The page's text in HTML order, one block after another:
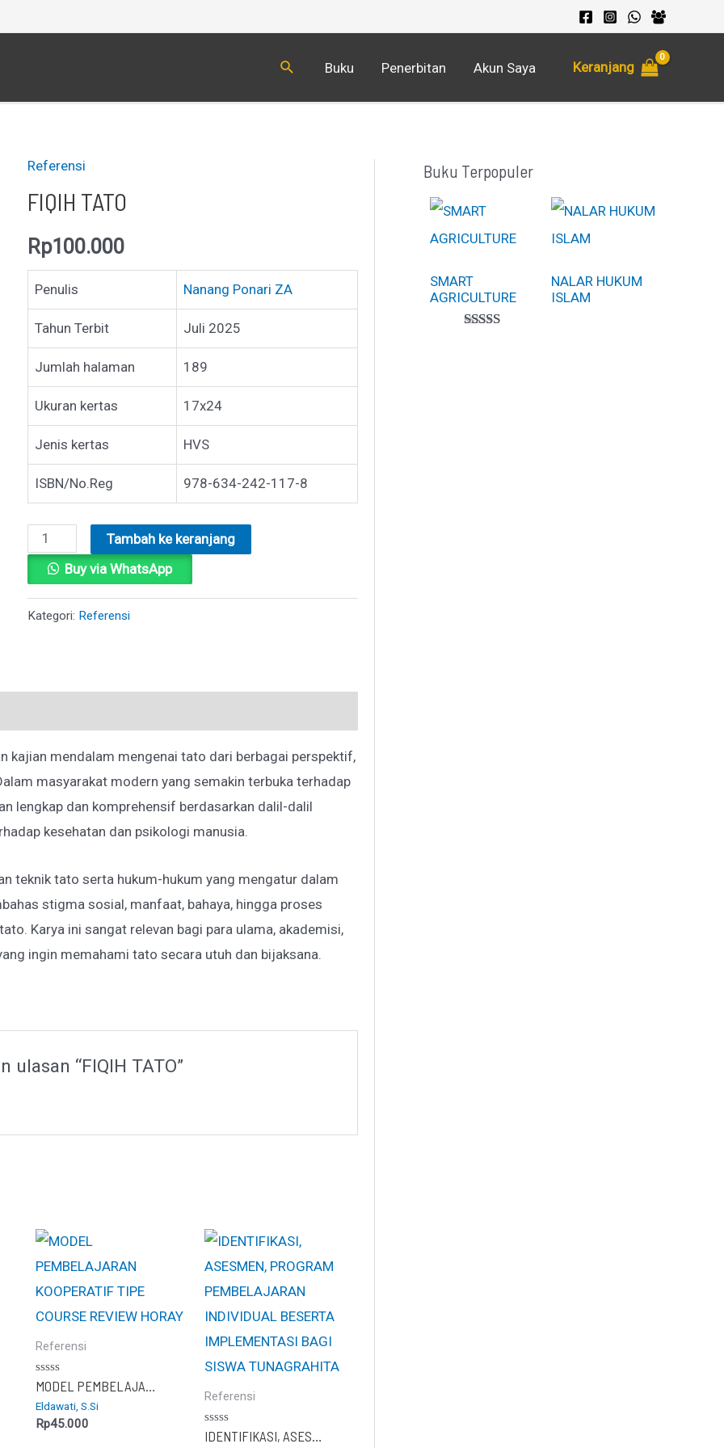
Cari Buku Penerbitan Akun Saya Keranjang
Referensi
FIQIH TATO
Rp100.000
Penulis Nanang Ponari ZA
Tahun Terbit Juli 2025
Jumlah halaman 189
Ukuran kertas 17x24
Jenis kertas HVS
ISBN/No.Reg 978-634-242-117-8
Kuantitas
FIQIH
TATO
Tambah ke keranjang
Buy via WhatsApp
Kategori: Referensi
kajian mendalam mengenai tato dari berbagai perspektif,
masyarakat modern yang semakin terbuka terhadap
lengkap dan komprehensif berdasarkan dalil-dalil
kesehatan dan psikologi manusia.
teknik tato serta hukum-hukum yang mengatur dalam
stigma sosial, manfaat, bahaya, hingga proses
Karya ini sangat relevan bagi para ulama, akademisi,
ingin memahami tato secara utuh dan bijaksana.
“FIQIH TATO”
Referensi
Dinilai
0
dari
5
MODEL PEMBELAJARAN KOOPERATIF TIPE COURSE REVIEW HORAY
Eldawati, S.Si
Rp45.000
Referensi
Dinilai
0
IDENTIFIKASI, ASESMEN, PROGRAM PEMBELAJARAN INDIVIDUAL BESERTA IMPLEMENTASI BAGI SISWA TUNAGRAHITA
Buku Terpopuler
SMART
AGRICULTURE
NALAR HUKUM
ISLAM